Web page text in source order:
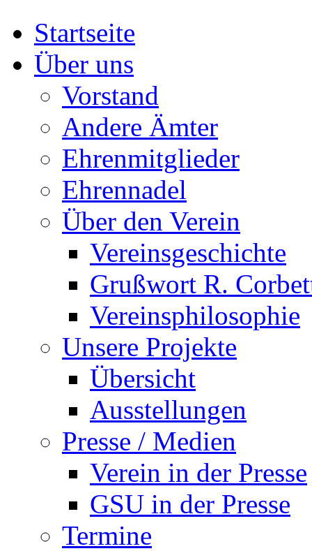
Startseite
Über uns
Vorstand
Andere Ämter
Ehrenmitglieder
Ehrennadel
Über den Verein
Vereinsgeschichte
Grußwort R.
Vereinsphilosophie
Unsere Projekte
Übersicht
Ausstellungen
Presse / Medien
Verein in der Presse
GSU in der Presse
Termine